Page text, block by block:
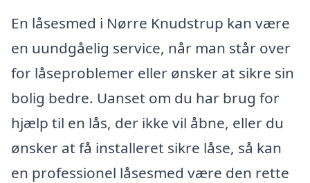
En låsesmed i Nørre Knudstrup kan være
en uundgåelig service, når man står over
for låseproblemer eller ønsker at sikre sin
bolig bedre. Uanset om du har brug for
hjælp til en lås, der ikke vil åbne, eller du
ønsker at få installeret sikre låse, så kan
en professionel låsesmed være den rette